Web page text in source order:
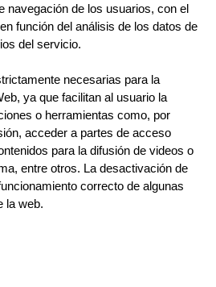
navegación de los usuarios, con el
función del análisis de los datos de
del servicio.
necesarias para la
ya que facilitan al usuario la
o herramientas como, por
acceder a partes de acceso
para la difusión de videos o
entre otros. La desactivación de
correcto de algunas
la web.